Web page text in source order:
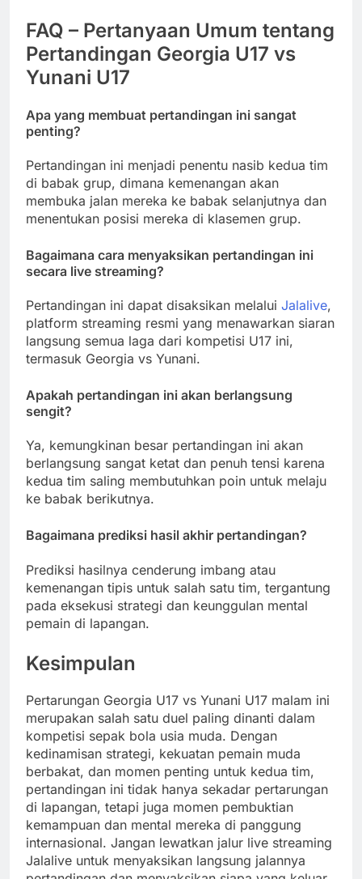
FAQ – Pertanyaan Umum tentang
Pertandingan Georgia U17 vs
Yunani U17
Apa yang membuat pertandingan ini sangat
penting?
Pertandingan ini menjadi penentu nasib kedua tim
di babak grup, dimana kemenangan akan
membuka jalan mereka ke babak selanjutnya dan
menentukan posisi mereka di klasemen grup.
Bagaimana cara menyaksikan pertandingan ini
secara live streaming?
Pertandingan ini dapat disaksikan melalui Jalalive,
platform streaming resmi yang menawarkan siaran
langsung semua laga dari kompetisi U17 ini,
termasuk Georgia vs Yunani.
Apakah pertandingan ini akan berlangsung
sengit?
Ya, kemungkinan besar pertandingan ini akan
berlangsung sangat ketat dan penuh tensi karena
kedua tim saling membutuhkan poin untuk melaju
ke babak berikutnya.
Bagaimana prediksi hasil akhir pertandingan?
Prediksi hasilnya cenderung imbang atau
kemenangan tipis untuk salah satu tim, tergantung
pada eksekusi strategi dan keunggulan mental
pemain di lapangan.
Kesimpulan
Pertarungan Georgia U17 vs Yunani U17 malam ini
merupakan salah satu duel paling dinanti dalam
kompetisi sepak bola usia muda. Dengan
kedinamisan strategi, kekuatan pemain muda
berbakat, dan momen penting untuk kedua tim,
pertandingan ini tidak hanya sekadar pertarungan
di lapangan, tetapi juga momen pembuktian
kemampuan dan mental mereka di panggung
internasional. Jangan lewatkan jalur live streaming
Jalalive untuk menyaksikan langsung jalannya